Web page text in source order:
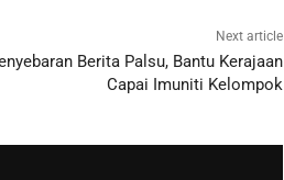
Next article
Berita Palsu, Bantu Kerajaan
Capai Imuniti Kelompok